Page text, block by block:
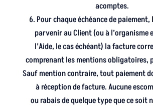
acomptes.
6. Pour chaque échéance de
parvenir au Client (ou à l’organisme
l’Aide, le cas échéant) la facture
comprenant les mentions obligatoires,
Sauf mention contraire, tout paiement
à réception de facture. Aucune
ou rabais de quelque type que ce soit